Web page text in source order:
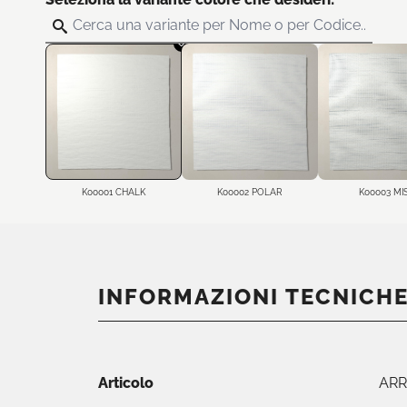
K00001 CHALK K00002 POLAR K00003
INFORMAZIONI
Articolo